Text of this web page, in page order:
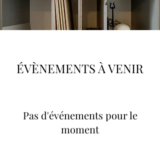
ÉVÈNEMENTS À VENIR
Pas d'événements pour le
moment